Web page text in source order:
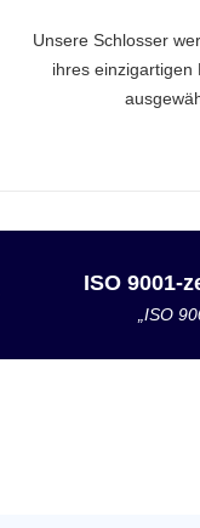
Unsere Schlosser
ihres einzigartigen
ISO 9001-
„ISO